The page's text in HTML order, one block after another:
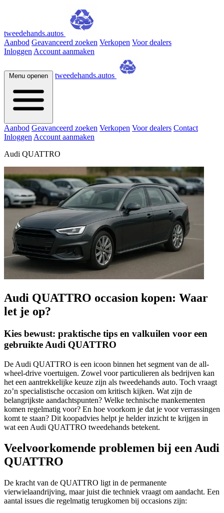
tweedehands.autos
Aanbod Geavanceerd zoeken Verkopen Voor dealers
Inloggen Account aanmaken
Menu openen tweedehands.autos
Aanbod Geavanceerd zoeken Verkopen Voor dealers Contact
Inloggen Account aanmaken
Audi QUATTRO
Audi QUATTRO occasion kopen: Waar
let je op?
Kies bewust: praktische tips en valkuilen voor een
gebruikte Audi QUATTRO
De Audi QUATTRO is een icoon binnen het segment van de all-
wheel-drive voertuigen. Zowel voor particulieren als bedrijven kan
het een aantrekkelijke keuze zijn als tweedehands auto. Toch vraagt
zo’n specialistische occasion om kritisch kijken. Wat zijn de
belangrijkste aandachtspunten? Welke technische mankementen
komen regelmatig voor? En hoe voorkom je dat je voor verrassingen
komt te staan? Dit koopadvies helpt je helder inzicht te krijgen in
wat een Audi QUATTRO tweedehands betekent.
Veelvoorkomende problemen bij een Audi
QUATTRO
De kracht van de QUATTRO ligt in de permanente
vierwielaandrijving, maar juist die techniek vraagt om aandacht. Een
aantal issues die regelmatig terugkomen bij occasions zijn: